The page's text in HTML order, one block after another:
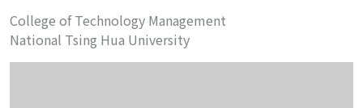
College of Technology Management
National Tsing Hua University